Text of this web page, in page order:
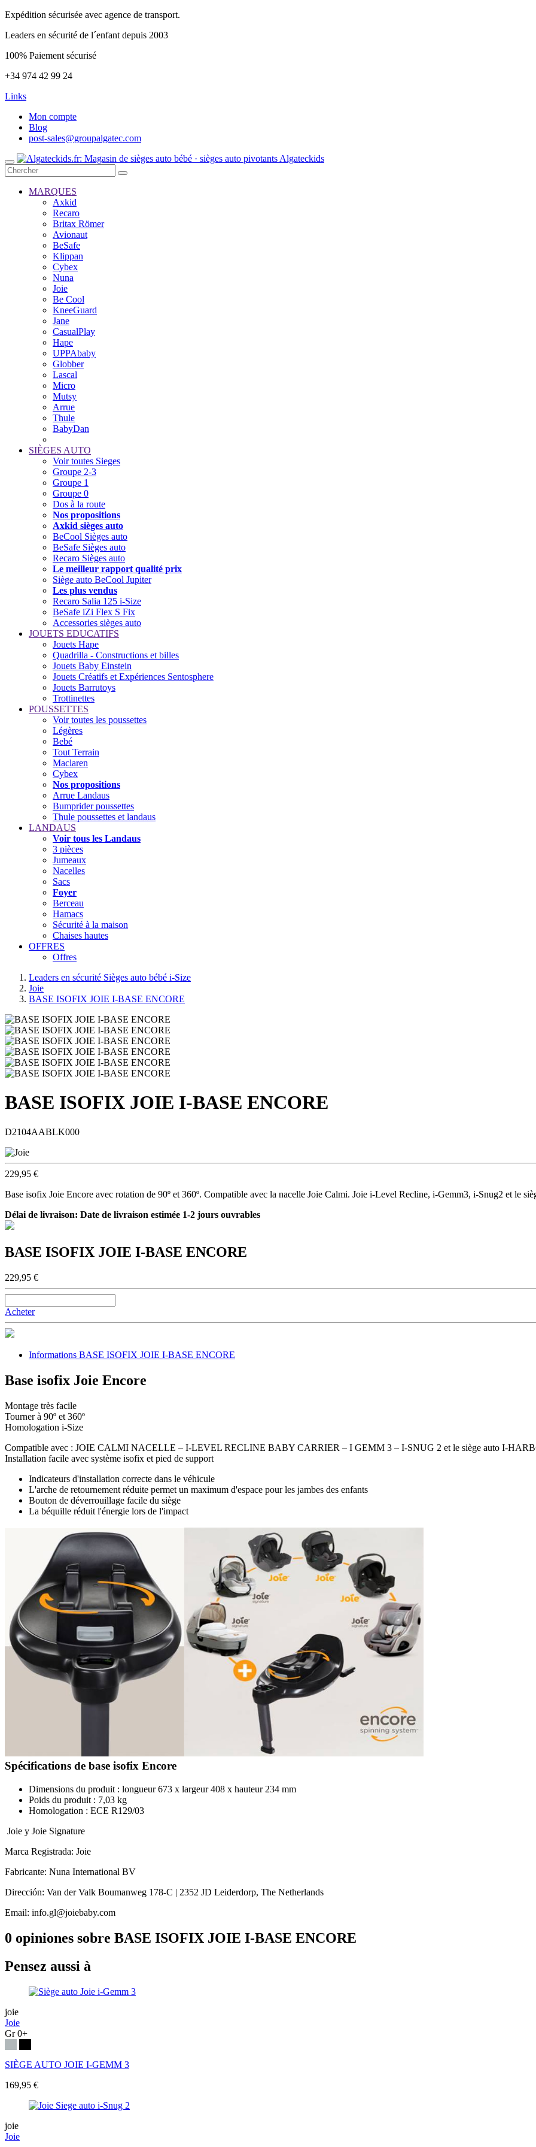
Expédition sécurisée avec agence de transport.
Leaders en sécurité de l´enfant depuis 2003
100% Paiement sécurisé
+34 974 42 99 24
Links
Mon compte
Blog
post-sales@groupalgatec.com
MARQUES
Axkid
Recaro
Britax Römer
Avionaut
BeSafe
Klippan
Cybex
Nuna
Joie
Be Cool
KneeGuard
Jane
CasualPlay
Hape
UPPAbaby
Globber
Lascal
Micro
Mutsy
Arrue
Thule
BabyDan
SIÈGES AUTO
Voir toutes Sieges
Groupe 2-3
Groupe 1
Groupe 0
Dos à la route
Nos propositions
Axkid sièges auto
BeCool Sièges auto
BeSafe Sièges auto
Recaro Sièges auto
Le meilleur rapport qualité prix
Siège auto BeCool Jupiter
Les plus vendus
Recaro Salia 125 i-Size
BeSafe iZi Flex S Fix
Accessories sièges auto
JOUETS EDUCATIFS
Jouets Hape
Quadrilla - Constructions et billes
Jouets Baby Einstein
Jouets Créatifs et Expériences Sentosphere
Jouets Barrutoys
Trottinettes
POUSSETTES
Voir toutes les poussettes
Légères
Bebé
Tout Terrain
Maclaren
Cybex
Nos propositions
Arrue Landaus
Bumprider poussettes
Thule poussettes et landaus
LANDAUS
Voir tous les Landaus
3 pièces
Jumeaux
Nacelles
Sacs
Foyer
Berceau
Hamacs
Sécurité à la maison
Chaises hautes
OFFRES
Offres
Leaders en sécurité Sièges auto bébé i-Size
Joie
BASE ISOFIX JOIE I-BASE ENCORE
BASE ISOFIX JOIE I-BASE ENCORE
D2104AABLK000
229,95 €
Base isofix Joie Encore avec rotation de 90º et 360º. Compatible avec la nacelle Joie Calmi. Joie i-Level Recline, i-Gemm3, i-Snug2 et le
Délai de livraison: Date de livraison estimée 1-2 jours ouvrables
BASE ISOFIX JOIE I-BASE ENCORE
229,95 €
Acheter
Informations BASE ISOFIX JOIE I-BASE ENCORE
Base isofix Joie Encore
Montage très facile
Tourner à 90º et 360º
Homologation i-Size
Compatible avec : JOIE CALMI NACELLE – I-LEVEL RECLINE BABY CARRIER – I GEMM 3 – I-SNUG 2 et le siège auto I-
Installation facile avec système isofix et pied de support
Indicateurs d'installation correcte dans le véhicule
L'arche de retournement réduite permet un maximum d'espace pour les jambes des enfants
Bouton de déverrouillage facile du siège
La béquille réduit l'énergie lors de l'impact
Spécifications de base isofix Encore
Dimensions du produit : longueur 673 x largeur 408 x hauteur 234 mm
Poids du produit : 7,03 kg
Homologation : ECE R129/03
Joie y Joie Signature
Marca Registrada: Joie
Fabricante: Nuna International BV
Dirección: Van der Valk Boumanweg 178-C | 2352 JD Leiderdorp, The Netherlands
Email: info.gl@joiebaby.com
0 opiniones sobre BASE ISOFIX JOIE I-BASE ENCORE
Pensez aussi à
joie
Joie
Gr 0+
SIÈGE AUTO JOIE I-GEMM 3
169,95 €
joie
Joie